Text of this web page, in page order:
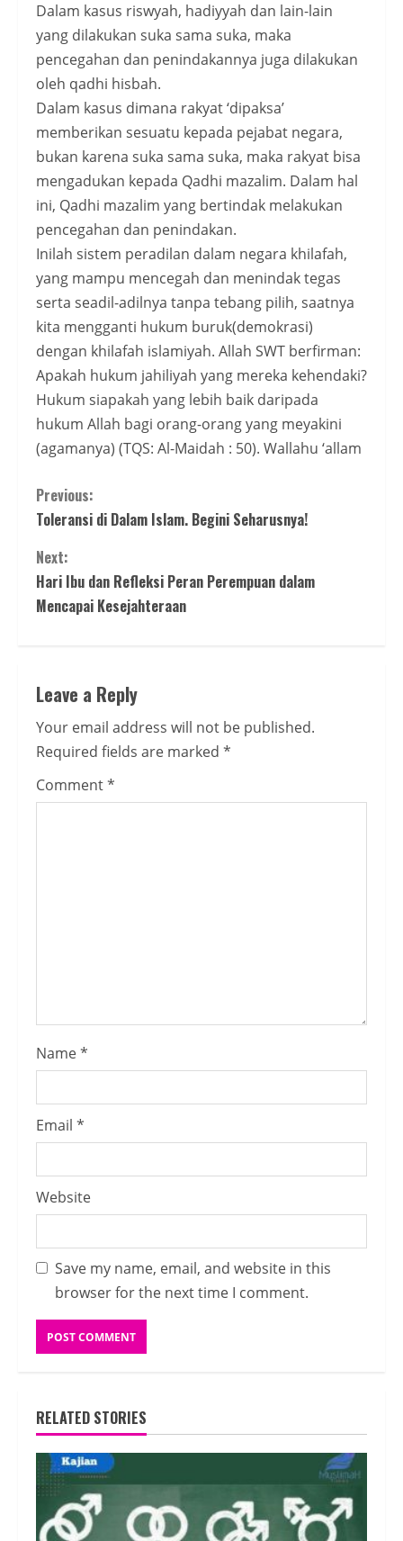
Dalam kasus riswyah, hadiyyah dan lain-lain
yang dilakukan suka sama suka, maka
pencegahan dan penindakannya juga dilakukan
oleh qadhi hisbah.
Dalam kasus dimana rakyat ‘dipaksa’
memberikan sesuatu kepada pejabat negara,
bukan karena suka sama suka, maka rakyat bisa
mengadukan kepada Qadhi mazalim. Dalam hal
ini, Qadhi mazalim yang bertindak melakukan
pencegahan dan penindakan.
Inilah sistem peradilan dalam negara khilafah,
yang mampu mencegah dan menindak tegas
serta seadil-adilnya tanpa tebang pilih, saatnya
kita mengganti hukum buruk(demokrasi)
dengan khilafah islamiyah. Allah SWT berfirman:
Apakah hukum jahiliyah yang mereka kehendaki?
Hukum siapakah yang lebih baik daripada
hukum Allah bagi orang-orang yang meyakini
(agamanya) (TQS: Al-Maidah : 50). Wallahu ‘allam
Continue
Reading
Previous:
Toleransi di Dalam Islam. Begini Seharusnya!
Next:
Hari Ibu dan Refleksi Peran Perempuan dalam
Mencapai Kesejahteraan
Leave a Reply
Your email address will not be published.
Required fields are marked *
Comment*
Name*
Email *
Website
Save my name, email, and website in this
browser for the next time I comment.
RELATED STORIES